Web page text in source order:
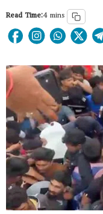
Read Time:4 mins